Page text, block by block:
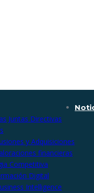
Juntas Directivas
y Adquisiciones
financieras
Competitiva
Digital
Intelligence